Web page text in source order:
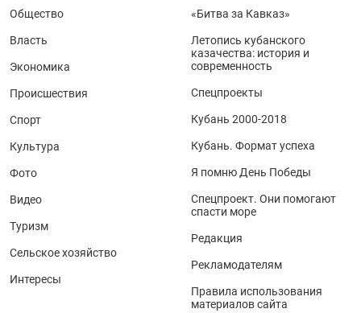
Общество
Власть
Экономика
Происшествия
Спорт
Культура
Фото
Видео
Туризм
Сельское хозяйство
Интересы
«Битва за Кавказ»
Летопись кубанского
казачества: история и
современность
Спецпроекты
Кубань 2000-2018
Кубань. Формат успеха
Я помню День Победы
Спецпроект. Они помогают
спасти море
Редакция
Рекламодателям
Правила использования
материалов сайта